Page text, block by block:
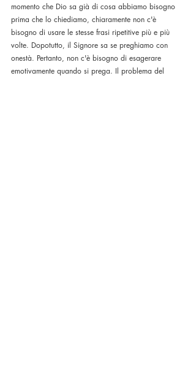
momento che Dio sa già di cosa abbiamo bisogno
prima che lo chiediamo, chiaramente non c'è
bisogno di usare le stesse frasi ripetitive più e più
volte. Dopotutto, il Signore sa se preghiamo con
onestà. Pertanto, non c'è bisogno di esagerare
emotivamente quando si prega. Il problema del